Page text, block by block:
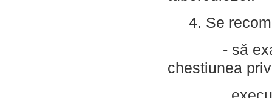
4. Se
- să
chestiunea